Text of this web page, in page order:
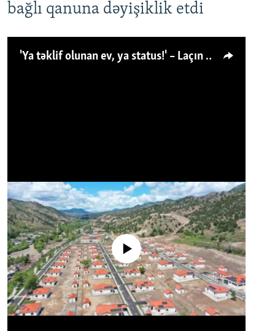
bağlı qanuna dəyişiklik etdi
'Ya təklif olunan ev, ya status!' – Laçın köçkünü: 'Laçından başqa heç hara!'
No media source currently available